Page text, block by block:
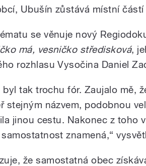
Ubušín zůstává místní částí
se věnuje nový
má, vesničko středisková,
rozhlasu Vysočina Daniel
byl tak trochu fór. Zaujalo mě,
stejným názvem, podobnou
jinou cestu. Nakonec z toho
znamená,“
že samostatná obec